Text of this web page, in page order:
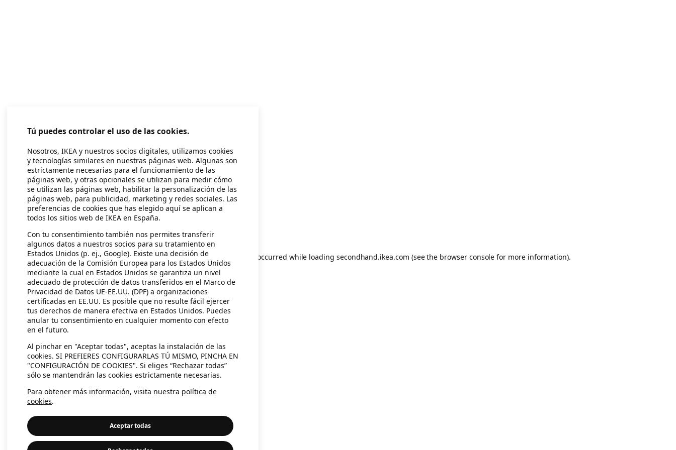
Application error: a client-side exception has occurred while loading secondhand.ikea.com (see the browser console for more information).
Tú puedes controlar el uso de las cookies.
Nosotros, IKEA y nuestros socios digitales, utilizamos cookies
y tecnologías similares en nuestras páginas web. Algunas son
estrictamente necesarias para el funcionamiento de las
páginas web, y otras opcionales se utilizan para medir cómo
se utilizan las páginas web, habilitar la personalización de las
páginas web, para publicidad, marketing y redes sociales. Las
preferencias de cookies que has elegido aquí se aplican a
todos los sitios web de IKEA en España.
Con tu consentimiento también nos permites transferir
algunos datos a nuestros socios para su tratamiento en
Estados Unidos (p. ej., Google). Existe una decisión de
adecuación de la Comisión Europea para los Estados Unidos
mediante la cual en Estados Unidos se garantiza un nivel
adecuado de protección de datos transferidos en el Marco de
Privacidad de Datos UE-EE.UU. (DPF) a organizaciones
certificadas en EE.UU. Es posible que no resulte fácil ejercer
tus derechos de manera efectiva en Estados Unidos. Puedes
anular tu consentimiento en cualquier momento con efecto
en el futuro.
Al pinchar en "Aceptar todas", aceptas la instalación de las
cookies. SI PREFIERES CONFIGURARLAS TÚ MISMO, PINCHA EN
"CONFIGURACIÓN DE COOKIES". Si eliges “Rechazar todas”
sólo se mantendrán las cookies estrictamente necesarias.
Para obtener más información, visita nuestra política de
cookies.
Aceptar todas